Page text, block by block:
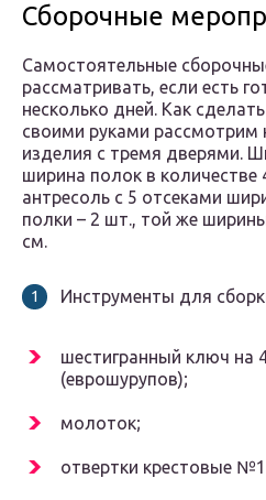
Сборочные
Самостоятельные
рассматривать, если есть
несколько дней. Как
своими руками рассмотрим
изделия с тремя дверями.
ширина полок в количестве
антресоль с 5 отсеками
полки – 2 шт., той же
см.
Инструменты для
шестигранный ключ
(еврошурупов);
молоток;
отвертки крестовые